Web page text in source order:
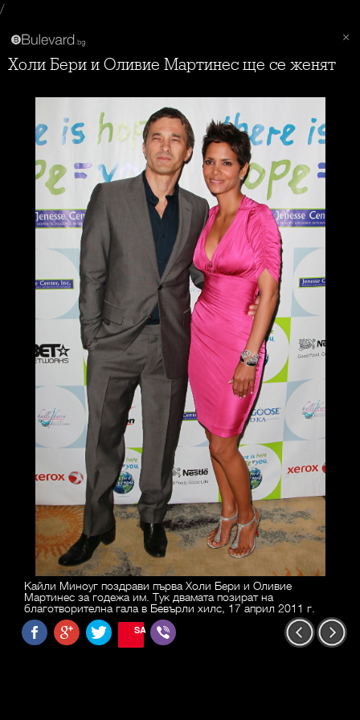
/
Холи Бери и Оливие Мартинес ще се женят
Кайли Миноуг поздрави първа Холи Бери и Оливие
Мартинес за годежа им. Тук двамата позират на
благотворителна гала в Бевърли хилс, 17 април 2011 г.
SAVE